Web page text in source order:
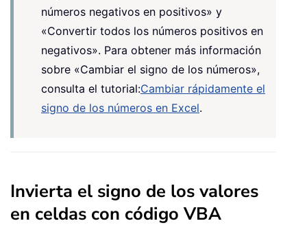
números negativos en positivos» y
«Convertir todos los números positivos en
negativos». Para obtener más información
sobre «Cambiar el signo de los números»,
consulta el tutorial:Cambiar rápidamente el
signo de los números en Excel.
Invierta el signo de los valores
en celdas con código VBA